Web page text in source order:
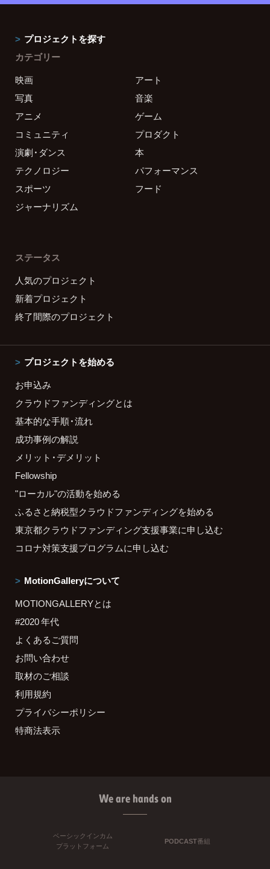
プロジェクトを探す
カテゴリー
映画
アート
写真
音楽
アニメ
ゲーム
コミュニティ
プロダクト
演劇・ダンス
本
テクノロジー
パフォーマンス
スポーツ
フード
ジャーナリズム
ステータス
人気のプロジェクト
新着プロジェクト
終了間際のプロジェクト
プロジェクトを始める
お申込み
クラウドファンディングとは
基本的な手順・流れ
成功事例の解説
メリット・デメリット
Fellowship
"ローカル"の活動を始める
ふるさと納税型クラウドファンディングを始める
東京都クラウドファンディング支援事業に申し込む
コロナ対策支援プログラムに申し込む
MotionGalleryについて
MOTIONGALLERYとは
#2020 年代
よくあるご質問
お問い合わせ
取材のご相談
利用規約
プライバシーポリシー
特商法表示
We are hands on
ベーシックインカム
プラットフォーム
PODCAST番組